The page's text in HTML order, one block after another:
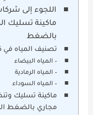
اللجوء إلى
ماكينة تسليك
بالضغط
تصنيف المياه في
– المياه البيضاء
– المياه الرمادية
– المياه السوداء
ماكينة تسليك
مجاري بالضغط